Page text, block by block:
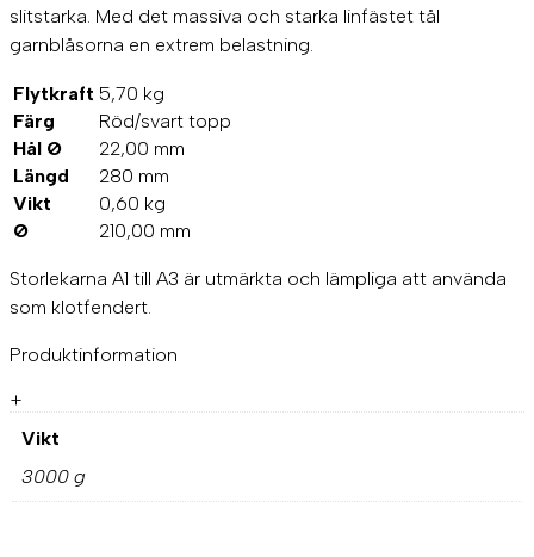
slitstarka. Med det massiva och starka linfästet tål
garnblåsorna en extrem belastning.
Flytkraft 5,70 kg
Färg
Röd/svart topp
Hål Ø
22,00 mm
Längd
280 mm
Vikt
0,60 kg
Ø
210,00 mm
Storlekarna A1 till A3 är utmärkta och lämpliga att använda
som klotfendert.
Produktinformation
+
Vikt
3000 g